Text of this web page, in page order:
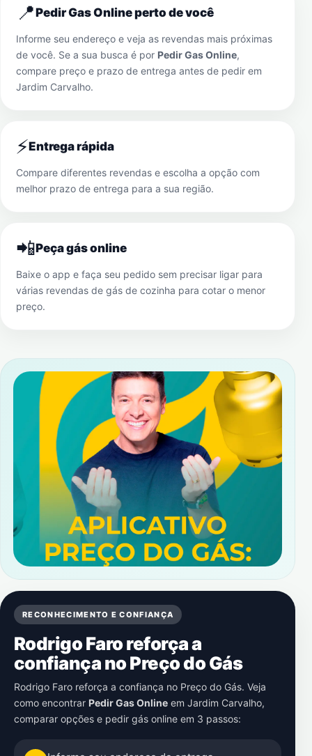
📍Pedir Gas Online perto de você
Informe seu endereço e veja as revendas mais próximas
de você. Se a sua busca é por Pedir Gas Online,
compare preço e prazo de entrega antes de pedir em
Jardim Carvalho.
⚡Entrega rápida
Compare diferentes revendas e escolha a opção com
melhor prazo de entrega para a sua região.
📲Peça gás online
Baixe o app e faça seu pedido sem precisar ligar para
várias revendas de gás de cozinha para cotar o menor
preço.
RECONHECIMENTO E CONFIANÇA
Rodrigo Faro reforça a
confiança no Preço do Gás
Rodrigo Faro reforça a confiança no Preço do Gás. Veja
como encontrar Pedir Gas Online em Jardim Carvalho,
comparar opções e pedir gás online em 3 passos: